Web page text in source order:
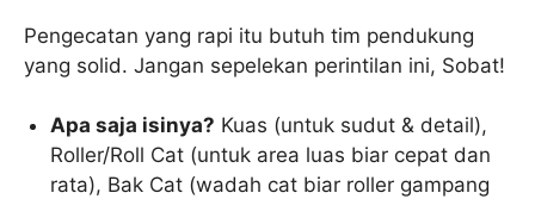
Pengecatan yang rapi itu butuh tim pendukung
yang solid. Jangan sepelekan perintilan ini, Sobat!
Apa saja isinya? Kuas (untuk sudut & detail),
Roller/Roll Cat (untuk area luas biar cepat dan
rata), Bak Cat (wadah cat biar roller gampang